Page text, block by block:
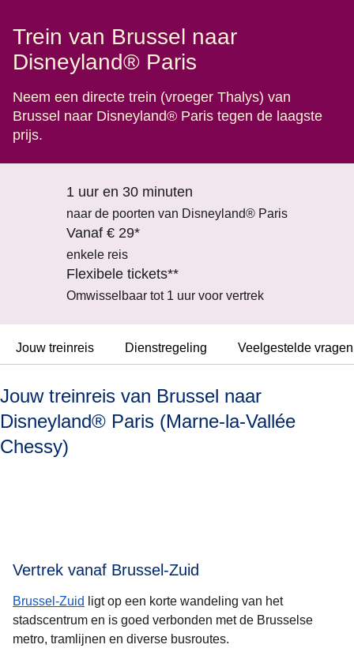
Trein van Brussel naar
Disneyland® Paris
Neem een directe trein (vroeger Thalys) van
Brussel naar Disneyland® Paris tegen de laagste
prijs.
1 uur en 30 minuten
naar de poorten van Disneyland® Paris
Vanaf € 29*
enkele reis
Flexibele tickets**
Omwisselbaar tot 1 uur voor vertrek
Jouw treinreis Dienstregeling Veelgestelde vragen
Jouw treinreis van Brussel naar
Disneyland® Paris (Marne-la-Vallée
Chessy)
Vertrek vanaf Brussel-Zuid
Brussel-Zuid
ligt op een korte wandeling van het
stadscentrum en is goed verbonden met de Brusselse
metro, tramlijnen en diverse busroutes.